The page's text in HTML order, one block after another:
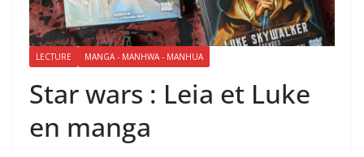
LECTURE MANGA - MANHWA - MANHUA
Star wars : Leia et Luke
en manga